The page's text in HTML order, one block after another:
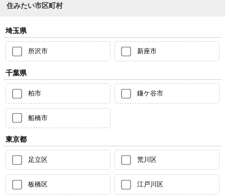
住みたい市区町村
埼玉県
所沢市 新座市
千葉県
柏市 鎌ケ谷市
船橋市
東京都
足立区 荒川区
板橋区 江戸川区